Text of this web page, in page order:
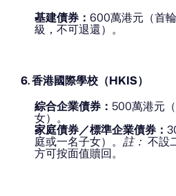
基建債券： 600萬港元（首
級，不可退還）。
6. 香港國際學校（HKIS）
綜合企業債券： 500萬港元
女）。
家庭債券／標準企業債券：
庭或一名子女）。 註： 不設
方可按面值贖回。